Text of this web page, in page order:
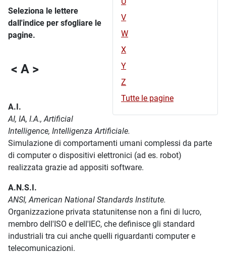
V
W
X
Y
Z
Tutte le pagine
Seleziona le lettere
dall'indice per sfogliare le
pagine.
< A >
A.I.
AI, IA, I.A., Artificial
Intelligence, Intelligenza Artificiale.
Simulazione di comportamenti umani complessi da parte
di computer o dispositivi elettronici (ad es. robot)
realizzata grazie ad appositi software.
A.N.S.I.
ANSI, American National Standards Institute.
Organizzazione privata statunitense non a fini di lucro,
membro dell'ISO e dell'IEC, che definisce gli standard
industriali tra cui anche quelli riguardanti computer e
telecomunicazioni.